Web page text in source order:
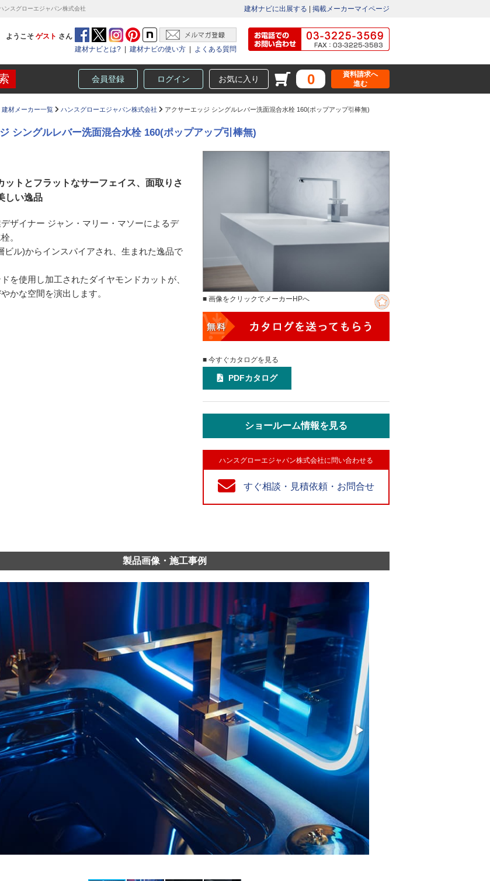
ンスグローエジャパン株式会社 建材ナビに出展する 掲載メーカーマイページ
ようこそ ゲスト さん
建材ナビとは?
建材ナビの使い方 よくある質問
会員登録 ログイン お気に入り 0
資料請求へ
進む
建材メーカー一覧 ハンスグローエジャパン株式会社 アクサーエッジ シングルレバー洗面混合水栓 160(ポップアップ引棒無)
シングルレバー洗面混合水栓 160(ポップアップ引棒無)
ットとフラットなサーフェイス、面取りさ
しい逸品
ザイナー ジャン・マリー・マソーによるデ
。
ビル)からインスパイアされ、生まれた逸品で
を使用し加工されたダイヤモンドカットが、
かな空間を演出します。
■ 画像をクリックでメーカーHPへ
■ 今すぐカタログを見る
PDFカタログ
ショールーム情報を見る
ハンスグローエジャパン株式会社に問い合わせる
すぐ相談・見積依頼・お問合せ
製品画像・施工事例